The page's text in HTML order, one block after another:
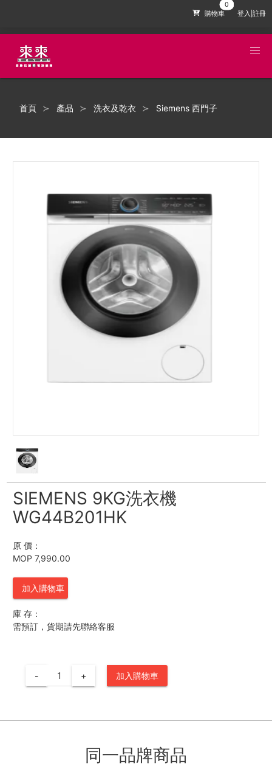
購物車 登入|註冊
首頁 產品 洗衣及乾衣 Siemens 西門子
SIEMENS 9KG洗衣機
WG44B201HK
原 價：
MOP 7,990.00
加入購物車
庫 存：
需預訂，貨期請先聯絡客服
- + 加入購物車
同一品牌商品